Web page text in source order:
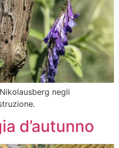
negli
d’autunno